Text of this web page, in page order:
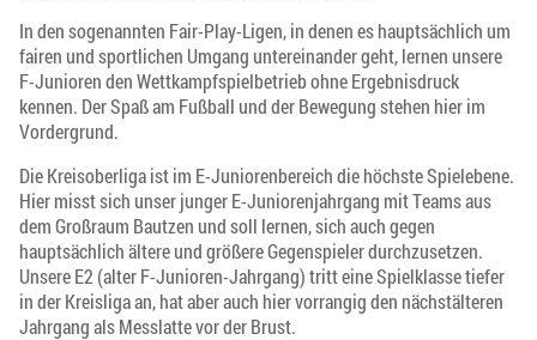
In den sogenannten Fair-Play-Ligen, in denen es hauptsächlich um
fairen und sportlichen Umgang untereinander geht, lernen unsere
F-Junioren den Wettkampfspielbetrieb ohne Ergebnisdruck
kennen. Der Spaß am Fußball und der Bewegung stehen hier im
Vordergrund.
Die Kreisoberliga ist im E-Juniorenbereich die höchste Spielebene.
Hier misst sich unser junger E-Juniorenjahrgang mit Teams aus
dem Großraum Bautzen und soll lernen, sich auch gegen
hauptsächlich ältere und größere Gegenspieler durchzusetzen.
Unsere E2 (alter F-Junioren-Jahrgang) tritt eine Spielklasse tiefer
in der Kreisliga an, hat aber auch hier vorrangig den nächstälteren
Jahrgang als Messlatte vor der Brust.